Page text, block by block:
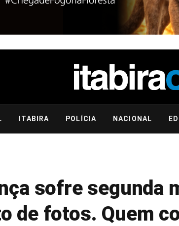
ITABIRA POLÍCIA NACIONAL
sofre segunda
de fotos. Quem